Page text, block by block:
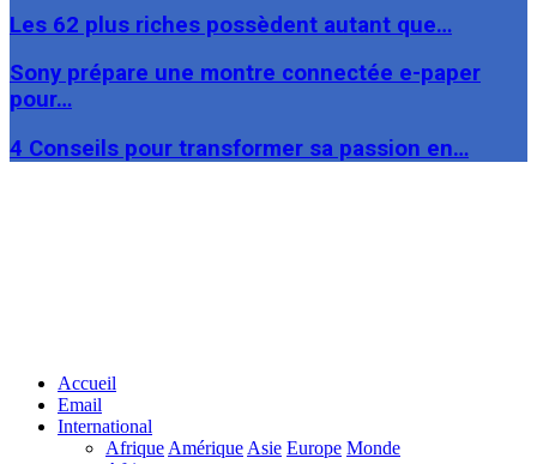
Les 62 plus riches possèdent autant que…
Sony prépare une montre connectée e-paper
pour…
4 Conseils pour transformer sa passion en…
Accueil
Email
International
Afrique Amérique Asie Europe Monde